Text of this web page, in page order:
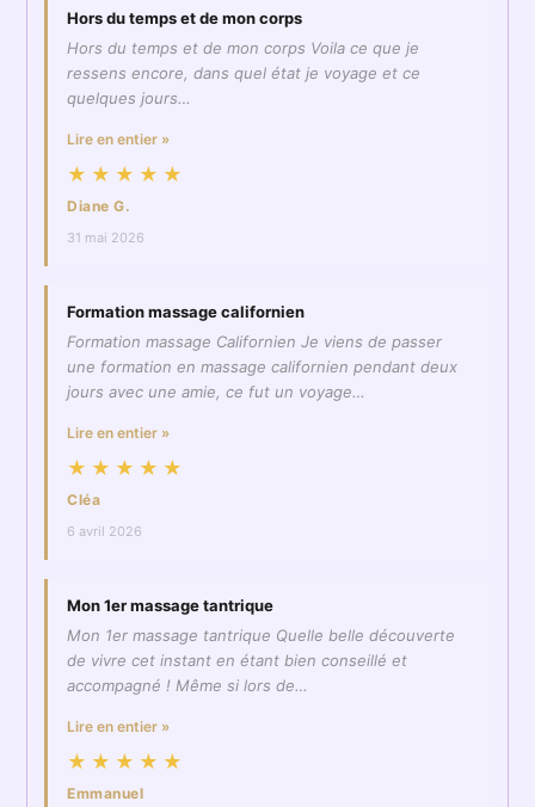
Hors du temps et de mon corps
Hors du temps et de mon corps Voila ce que je
ressens encore, dans quel état je voyage et ce
quelques jours…
Lire en entier »
★★★★★
Diane G.
31 mai 2026
Formation massage californien
Formation massage Californien Je viens de passer
une formation en massage californien pendant deux
jours avec une amie, ce fut un voyage…
Lire en entier »
★★★★★
Cléa
6 avril 2026
Mon 1er massage tantrique
Mon 1er massage tantrique Quelle belle découverte
de vivre cet instant en étant bien conseillé et
accompagné ! Même si lors de…
Lire en entier »
★★★★★
Emmanuel